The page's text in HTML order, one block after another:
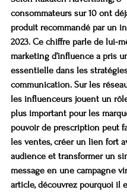
consommateurs sur 10 ont
produit recommandé par un
2023. Ce chiffre parle de lui-
marketing d’influence a pris
essentielle dans les
communication. Sur les
les influenceurs jouent un
plus important pour les
pouvoir de prescription peut
les ventes, créer un lien fort
audience et transformer un
message en une campagne
article, découvrez pourquoi il